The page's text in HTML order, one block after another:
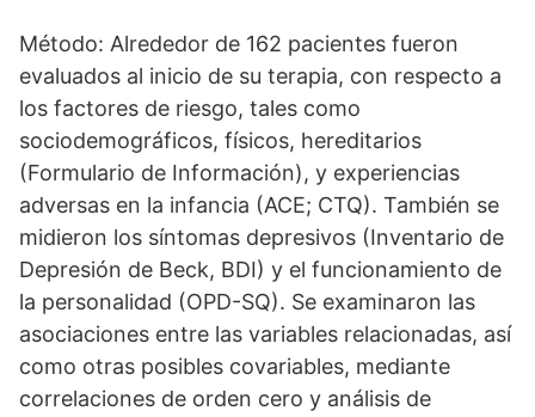
Método: Alrededor de 162 pacientes fueron
evaluados al inicio de su terapia, con respecto a
los factores de riesgo, tales como
sociodemográficos, físicos, hereditarios
(Formulario de Información), y experiencias
adversas en la infancia (ACE; CTQ). También se
midieron los síntomas depresivos (Inventario de
Depresión de Beck, BDI) y el funcionamiento de
la personalidad (OPD-SQ). Se examinaron las
asociaciones entre las variables relacionadas, así
como otras posibles covariables, mediante
correlaciones de orden cero y análisis de